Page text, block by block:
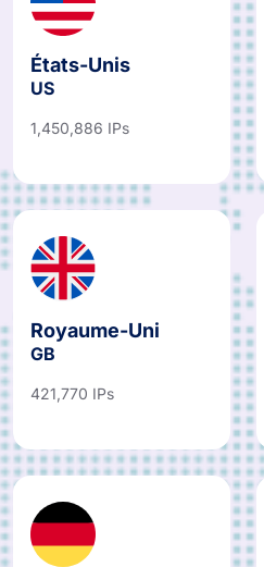
États-Unis
US
1,450,886 IPs
Royaume-Uni
GB
421,770 IPs